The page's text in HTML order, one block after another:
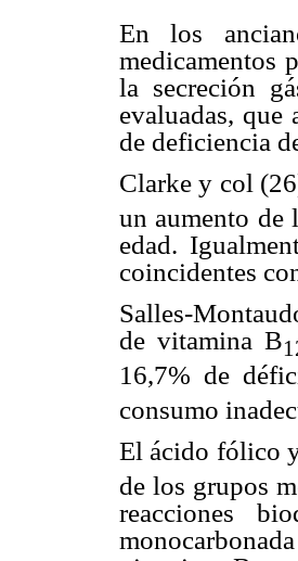
En los
medicamentos
la secreción
evaluadas, que
de deficiencia
Clarke y col
un aumento de
edad.
coincidentes
Salles-
de vitamina B
16,7% de
consumo
El ácido fólico
de los grupos
reacciones